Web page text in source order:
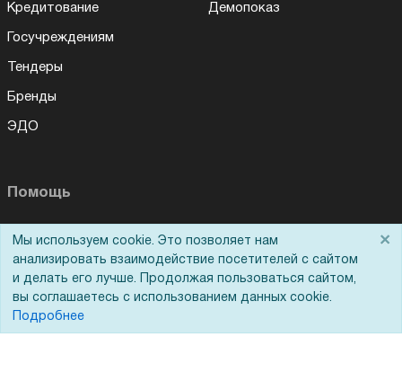
Кредитование
Госучреждениям
Тендеры
Бренды
ЭДО
Демопоказ
Помощь
Вопрос-ответ
Реквизиты
Гарантии и возврат
Сервисный центр
Мы используем cookie. Это позволяет нам
анализировать взаимодействие посетителей с сайтом
и делать его лучше. Продолжая пользоваться сайтом,
вы соглашаетесь с использованием данных cookie.
Подробнее
×
Для Вас доступно эксклюзивное приложение при
заказе этого товара
Получить скидку Не показывать